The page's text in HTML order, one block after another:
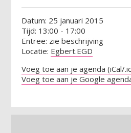
Datum: 25 januari 2015
Tijd: 13:00 - 17:00
Entree: zie beschrijving
Locatie: Egbert.EGD
Voeg toe aan je agenda (iCal/
Voeg toe aan je Google